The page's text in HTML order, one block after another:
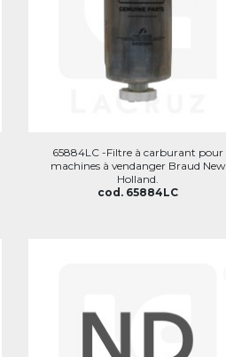
65884LC -Filtre à carburant pour
machines à vendanger Braud New
Holland.
cod. 65884LC